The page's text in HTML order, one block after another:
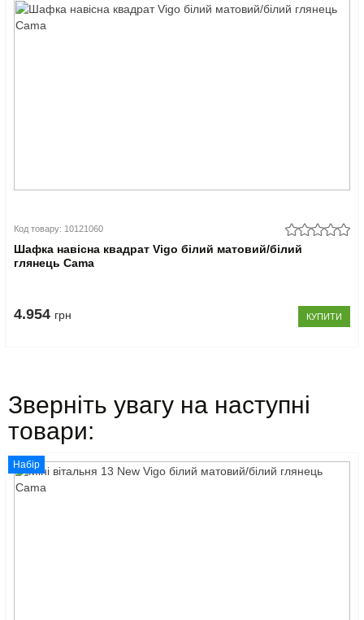
Код товару: 10121060
Шафка навісна квадрат Vigo білий матовий/білий
глянець Cama
4.954 грн КУПИТИ
Зверніть увагу на наступні
товари:
Набір